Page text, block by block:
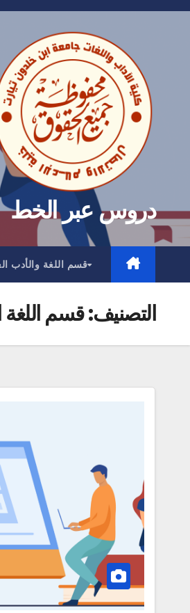
Skip
دروس عبر الخط
قسم اللغة والأدب
التصنيف:قسم اللغة